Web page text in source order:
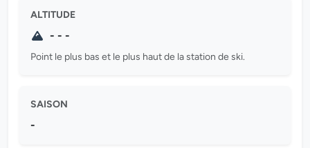
ALTITUDE
- - -
Point le plus bas et le plus haut de la station de ski.
SAISON
-